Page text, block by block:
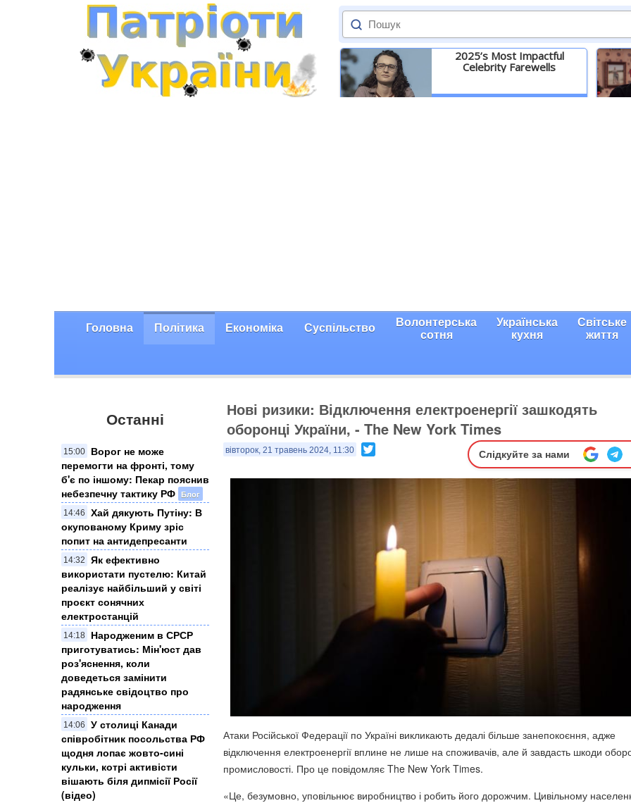
2025’s Most Impactful
Celebrity Farewells
Головна Політика Економіка Суспільство Волонтерська
сотня
Українська
кухня
Світське
життя
Останні
15:00
Ворог не може
перемогти на фронті, тому
б'є по іншому: Пекар пояснив
небезпечну тактику РФ Блог
14:46
Хай дякують Путіну: В
окупованому Криму зріс
попит на антидепресанти
14:32
Як ефективно
використати пустелю: Китай
реалізує найбільший у світі
проєкт сонячних
електростанцій
14:18
Народженим в СРСР
приготуватись: Мін'юст дав
роз'яснення, коли
доведеться замінити
радянське свідоцтво про
народження
14:06
У столиці Канади
співробітник посольства РФ
щодня лопає жовто-сині
кульки, котрі активісти
вішають біля дипмісії Росії
(відео)
Нові ризики: Відключення електроенергії зашкодять
оборонці України, - The New York Times
вівторок, 21 травень 2024, 11:30 Слідкуйте за нами
Атаки Російської Федерації по Україні викликають дедалі більше занепокоєння, адже
відключення електроенергії вплине не лише на споживачів, але й завдасть шкоди
промисловості. Про це повідомляє The New York Times.
«Це, безумовно, уповільнює виробництво і робить його дорожчим. Цивільному